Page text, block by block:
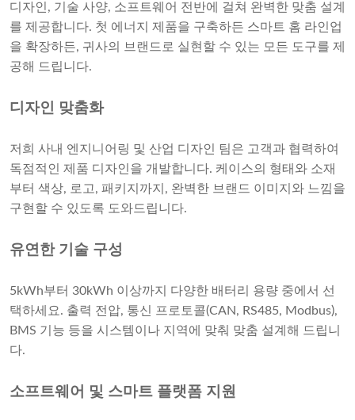
디자인, 기술 사양, 소프트웨어 전반에 걸쳐 완벽한 맞춤 설계
를 제공합니다. 첫 에너지 제품을 구축하든 스마트 홈 라인업
을 확장하든, 귀사의 브랜드로 실현할 수 있는 모든 도구를 제
공해 드립니다.
디자인 맞춤화
저희 사내 엔지니어링 및 산업 디자인 팀은 고객과 협력하여
독점적인 제품 디자인을 개발합니다. 케이스의 형태와 소재
부터 색상, 로고, 패키지까지, 완벽한 브랜드 이미지와 느낌을
구현할 수 있도록 도와드립니다.
유연한 기술 구성
5kWh부터 30kWh 이상까지 다양한 배터리 용량 중에서 선
택하세요. 출력 전압, 통신 프로토콜(CAN, RS485, Modbus),
BMS 기능 등을 시스템이나 지역에 맞춰 맞춤 설계해 드립니
다.
소프트웨어 및 스마트 플랫폼 지원